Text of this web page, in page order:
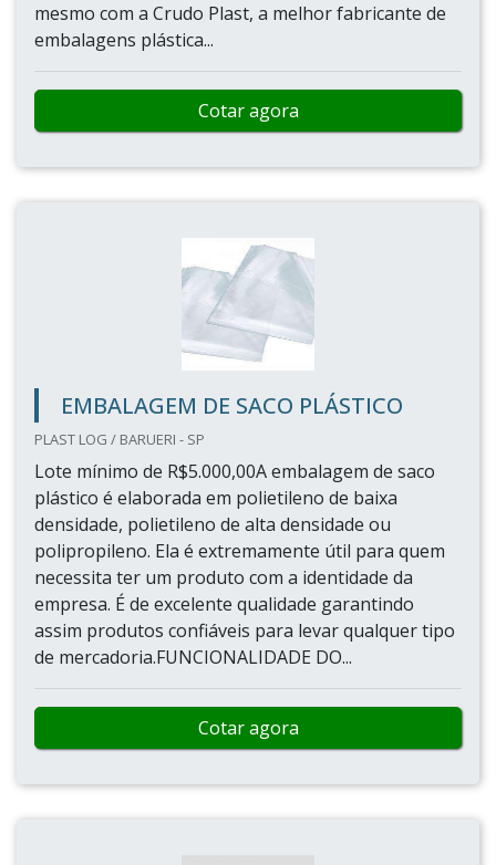
mesmo com a Crudo Plast, a melhor fabricante de
embalagens plástica...
Cotar agora
EMBALAGEM DE SACO PLÁSTICO
PLAST LOG / BARUERI - SP
Lote mínimo de R$5.000,00A embalagem de saco
plástico é elaborada em polietileno de baixa
densidade, polietileno de alta densidade ou
polipropileno. Ela é extremamente útil para quem
necessita ter um produto com a identidade da
empresa. É de excelente qualidade garantindo
assim produtos confiáveis para levar qualquer tipo
de mercadoria.FUNCIONALIDADE DO...
Cotar agora